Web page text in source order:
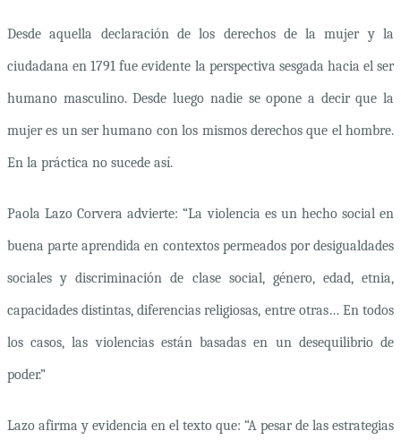
Desde aquella declaración de los derechos de la mujer y la
ciudadana en 1791 fue evidente la perspectiva sesgada hacia el ser
humano masculino. Desde luego nadie se opone a decir que la
mujer es un ser humano con los mismos derechos que el hombre.
En la práctica no sucede así.
Paola Lazo Corvera advierte: “La violencia es un hecho social en
buena parte aprendida en contextos permeados por desigualdades
sociales y discriminación de clase social, género, edad, etnia,
capacidades distintas, diferencias religiosas, entre otras… En todos
los casos, las violencias están basadas en un desequilibrio de
poder.”
Lazo afirma y evidencia en el texto que: “A pesar de las estrategias